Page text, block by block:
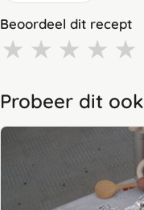
Beoordeel dit recept
★ ★ ★ ★ ★
Probeer dit ook